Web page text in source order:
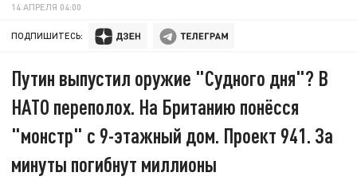
14 АПРЕЛЯ 04:00
ПОДПИШИТЕСЬ:
Путин выпустил оружие "Судного дня"? В
НАТО переполох. На Британию понёсся
"монстр" с 9-этажный дом. Проект 941. За
минуты погибнут миллионы